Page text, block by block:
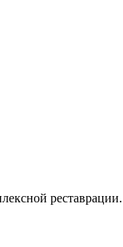
реставрации.